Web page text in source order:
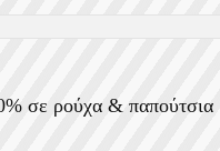
σε ρούχα & παπούτσια